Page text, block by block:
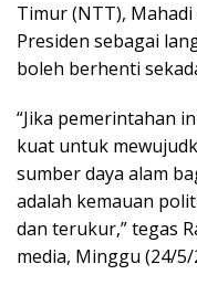
Timur (NTT),
Presiden sebagai
boleh berhenti
“Jika pemerintahan
kuat untuk
sumber daya alam
adalah kemauan
dan terukur,” tegas
media, Minggu (24/5/